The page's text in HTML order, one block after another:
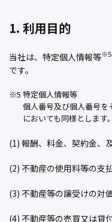
1. 利用目的
当社は、特定個人情報等※5
です。
※5 特定個人情報等
個人番号及び個人番号
においても同様とします。
(1) 報酬、料金、契約金、
(2) 不動産の使用料等の支
(3) 不動産等の譲受けの対
(4) 不動産等の売買又は貸